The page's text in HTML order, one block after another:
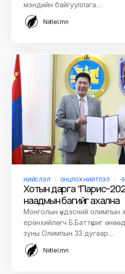
мэндийн байгууллага…
Niitlel.mn
НИЙСЛЭЛ ОНЦЛОХ НИЙТЛЭЛ
Хотын дарга
наадмын багийг ахална
Монголын үндэсний
ерөнхийлөгч Б.Баттүшиг
зуны Олимпын 33 дугаар…
Niitlel.mn